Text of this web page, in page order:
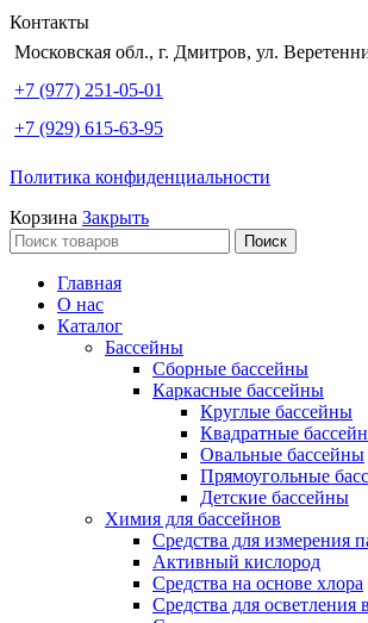
Контакты
Московская обл., г. Дмитров, ул.
+7 (977) 251-05-01
+7 (929) 615-63-95
Политика конфиденциальности
Корзина Закрыть
Поиск
Главная
О нас
Каталог
Бассейны
Сборные бассейны
Каркасные бассейны
Круглые бассейны
Квадратные
Овальные бассейны
Прямоугольные
Детские бассейны
Химия для бассейнов
Средства для измерения
Активный кислород
Средства на основе хлора
Средства для осветления